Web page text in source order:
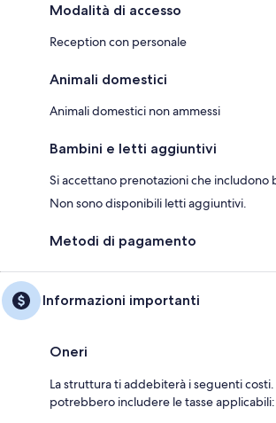
Modalità di accesso
Reception con personale
Animali domestici
Animali domestici non ammessi
Bambini e letti aggiuntivi
Si accettano prenotazioni che includono
Non sono disponibili letti aggiuntivi.
Metodi di pagamento
Informazioni importanti
Oneri
La struttura ti addebiterà i seguenti
potrebbero includere le tasse applicabili: